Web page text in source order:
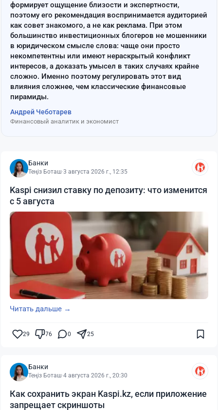
формирует ощущение близости и экспертности,
поэтому его рекомендация воспринимается аудиторией
как совет знакомого, а не как реклама. При этом
большинство инвестиционных блогеров не мошенники
в юридическом смысле слова: чаще они просто
некомпетентны или имеют нераскрытый конфликт
интересов, а доказать умысел в таких случаях крайне
сложно. Именно поэтому регулировать этот вид
влияния сложнее, чем классические финансовые
пирамиды.
Андрей Чеботарев
Финансовый аналитик и экономист
Банки
Теңіз Боташ·3 августа 2026 г., 12:35
Kaspi снизил ставку по депозиту: что изменится
с 5 августа
Читать дальше →
29 76 0 25
Банки
Теңіз Боташ·4 августа 2026 г., 20:30
Как сохранить экран Kaspi.kz, если приложение
запрещает скриншоты